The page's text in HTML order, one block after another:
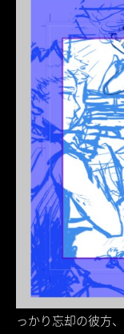
っかり忘却の彼方